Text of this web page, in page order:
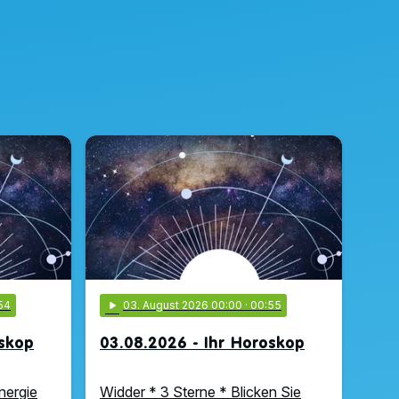
play_arrow 03. August 2026 00:00 · 00:55
03.08.2026 - Ihr Horoskop
Widder * 3 Sterne * Blicken Sie